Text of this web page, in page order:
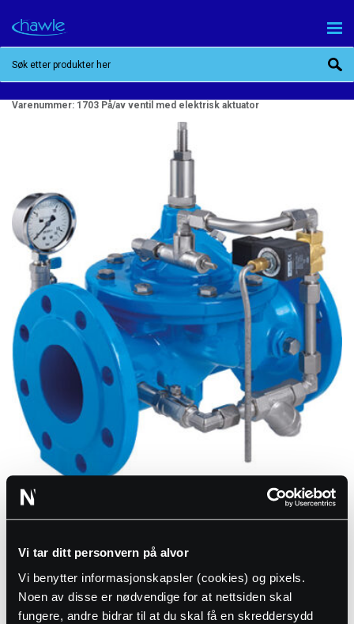
Vi tar ditt personvern på alvor
Vi benytter informasjonskapsler (cookies) og pixels.
Noen av disse er nødvendige for at nettsiden skal
fungere, andre bidrar til at du skal få en skreddersydd
1703 PÅ/AV VENTIL MED ELEKTRISK AKTUATOR
Varenummer: 1703 På/av ventil med elektrisk aktuator
På/av ventil med elektrisk aktuator, Hawido
Produktstatus